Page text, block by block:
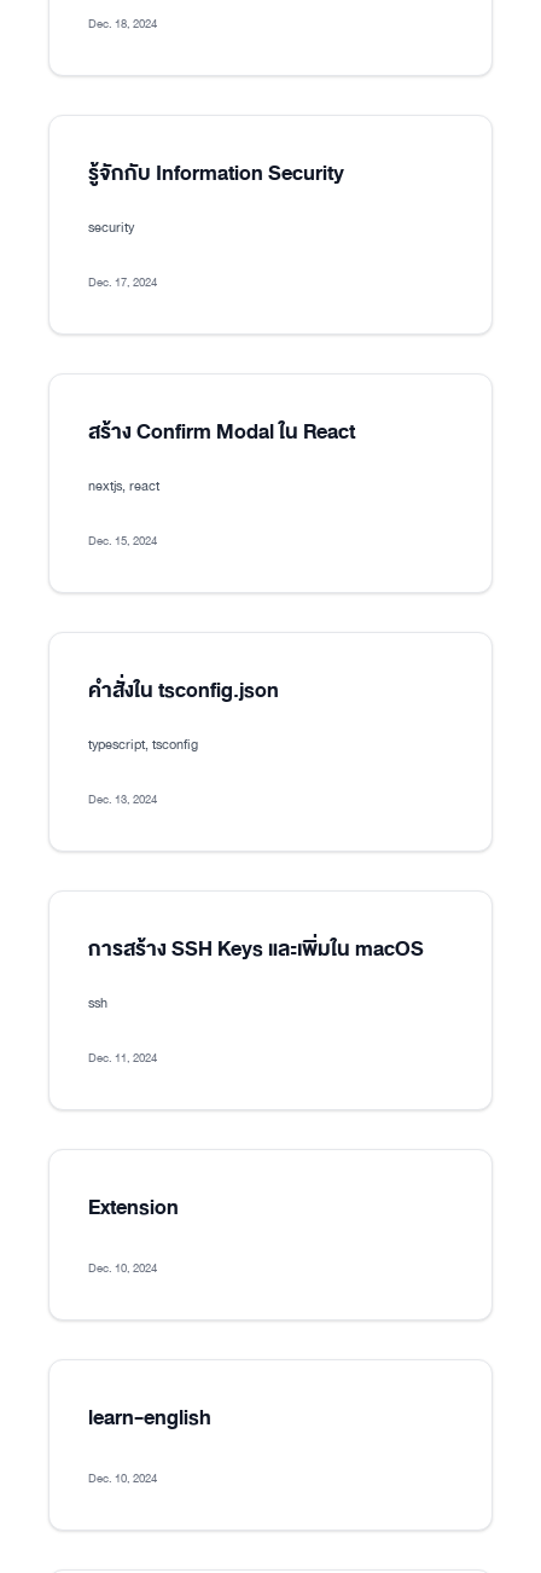
Dec. 18, 2024
รู้จักกับ Information Security
security
Dec. 17, 2024
สร้าง Confirm Modal ใน React
nextjs, react
Dec. 15, 2024
คำสั่งใน tsconfig.json
typescript, tsconfig
Dec. 13, 2024
การสร้าง SSH Keys และเพิ่มใน macOS
ssh
Dec. 11, 2024
Extension
Dec. 10, 2024
learn-english
Dec. 10, 2024